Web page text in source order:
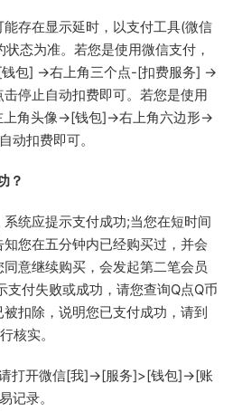
存在显示延时，以支付工具(微信
态为准。若您是使用微信支付，
包] ->右上角三个点-[扣费服务] ->
停止自动扣费即可。若您是使用
角头像->[钱包]->右上角六边形->
动扣费即可。
？
统应提示支付成功;当您在短时间
您在五分钟内已经购买过，并会
意继续购买，会发起第二笔会员
支付失败或成功，请您查询Q点Q币
扣除，说明您已支付成功，请到
核实。
打开微信[我]->[服务]>[钱包]->[账
记录。